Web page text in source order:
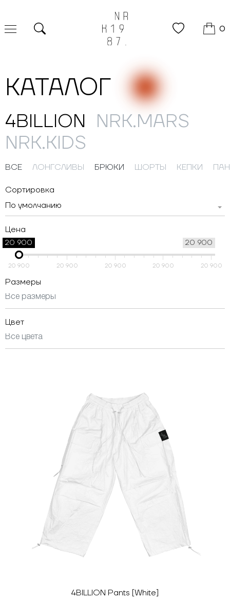
0
КАТАЛОГ
4BILLION NRK.MARS
NRK.KIDS
ВСЕ ЛОНГСЛИВЫ БРЮКИ ШОРТЫ КЕПКИ
Сортировка
По умолчанию
Цена
20 900
20 900
20 900 20 900 20 900 20 900 20 900
Размеры
Цвет
4BILLION Pants [White]